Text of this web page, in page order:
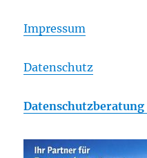
Impressum
Datenschutz